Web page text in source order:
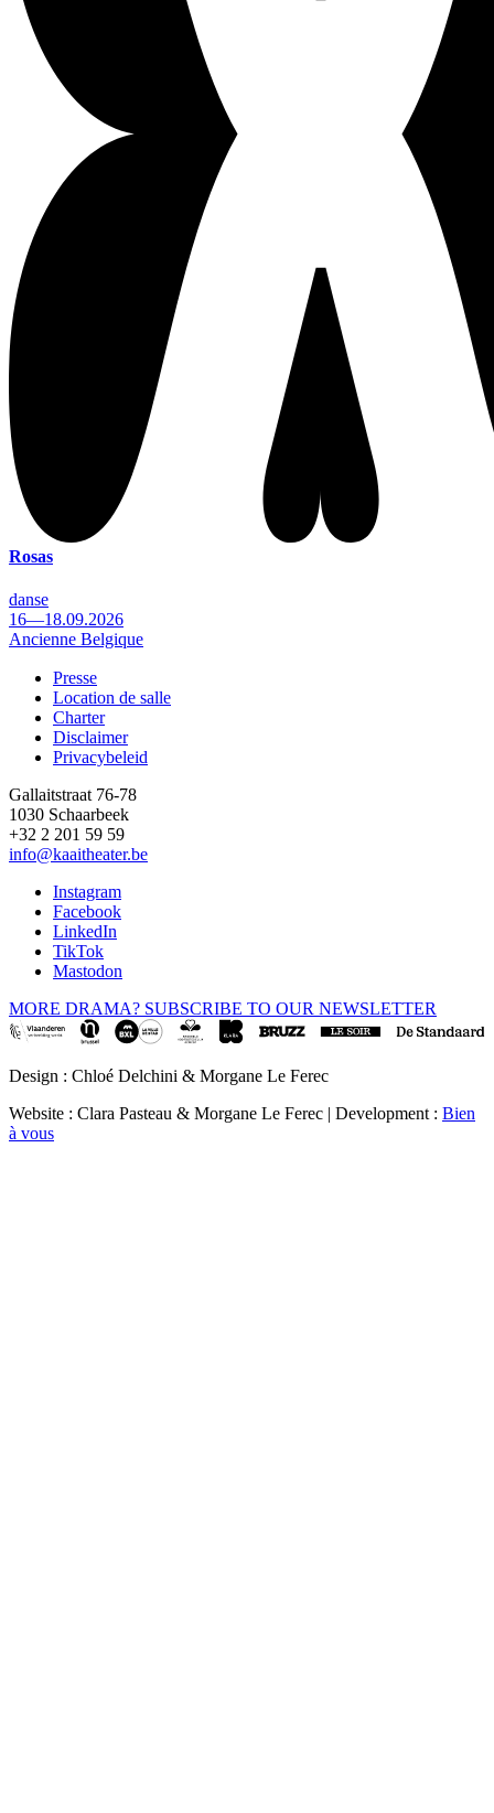
Rosas
danse
16—18.09.2026
Ancienne Belgique
Footer
Presse
Location de salle
Charter
Disclaimer
Privacybeleid
Gallaitstraat 76-78
1030 Schaarbeek
+32 2 201 59 59
info@kaaitheater.be
Instagram
Facebook
LinkedIn
TikTok
Mastodon
MORE DRAMA? SUBSCRIBE TO OUR NEWSLETTER
Design : Chloé Delchini & Morgane Le Ferec
Website : Clara Pasteau & Morgane Le Ferec | Development : Bien
à vous